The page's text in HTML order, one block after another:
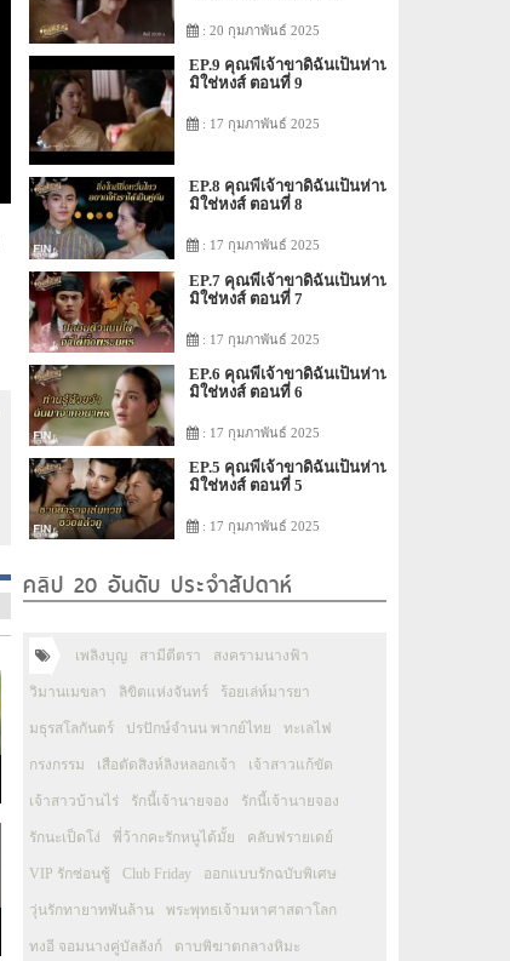
: 20 กุมภาพันธ์ 2025
EP.9 คุณพี่เจ้าขาดิฉันเป็นห่าน
มิใช่หงส์ ตอนที่ 9
: 17 กุมภาพันธ์ 2025
EP.8 คุณพี่เจ้าขาดิฉันเป็นห่าน
มิใช่หงส์ ตอนที่ 8
: 17 กุมภาพันธ์ 2025
EP.7 คุณพี่เจ้าขาดิฉันเป็นห่าน
มิใช่หงส์ ตอนที่ 7
: 17 กุมภาพันธ์ 2025
EP.6 คุณพี่เจ้าขาดิฉันเป็นห่าน
มิใช่หงส์ ตอนที่ 6
: 17 กุมภาพันธ์ 2025
EP.5 คุณพี่เจ้าขาดิฉันเป็นห่าน
มิใช่หงส์ ตอนที่ 5
: 17 กุมภาพันธ์ 2025
คลิป 20 อันดับ ประจำสัปดาห์
เพลิงบุญ สามีตีตรา สงครามนางฟ้า
วิมานเมขลา ลิขิตแห่งจันทร์ ร้อยเล่ห์มารยา
มธุรสโลกันตร์ ปรปักษ์จำนน พากย์ไทย ทะเลไฟ
กรงกรรม เสือตัดสิงห์ลิงหลอกเจ้า เจ้าสาวแก้ขัด
เจ้าสาวบ้านไร่ รักนี้เจ้านายจอง รักนี้เจ้านายจอง
รักนะเป็ดโง่ พี่ว้ากคะรักหนูได้มั้ย คลับฟรายเดย์
VIP รักซ่อนชู้ Club Friday ออกแบบรักฉบับพิเศษ
วุ่นรักทายาทพันล้าน พระพุทธเจ้ามหาศาสดาโลก
ทงอี จอมนางคู่บัลลังก์ ดาบพิฆาตกลางหิมะ